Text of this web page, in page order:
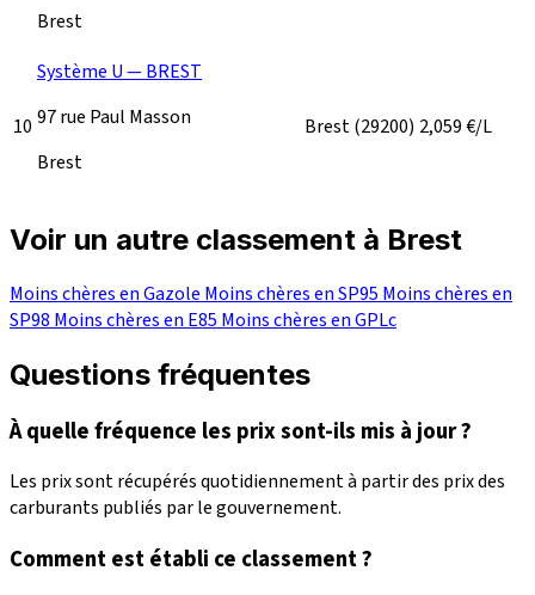
Brest
10
Système U — BREST
97 rue Paul Masson
Brest
Brest(29200) 2,059€/L
Voir un autre classement à Brest
Moins chères en Gazole Moins chères en SP95 Moins chères en
SP98 Moins chères en E85 Moins chères en GPLc
Questions fréquentes
À quelle fréquence les prix sont-ils mis à jour ?
Les prix sont récupérés quotidiennement à partir des prix des
carburants publiés par le gouvernement.
Comment est établi ce classement ?